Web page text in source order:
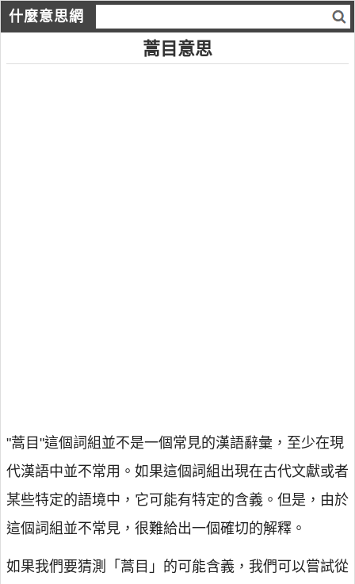
什麼意思網
蒿目意思
"蒿目"這個詞組並不是一個常見的漢語辭彙，至少在現
代漢語中並不常用。如果這個詞組出現在古代文獻或者
某些特定的語境中，它可能有特定的含義。但是，由於
這個詞組並不常見，很難給出一個確切的解釋。
如果我們要猜測「蒿目」的可能含義，我們可以嘗試從